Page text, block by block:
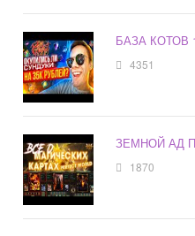
БАЗА КОТОВ
4351
ЗЕМНОЙ АД
1870